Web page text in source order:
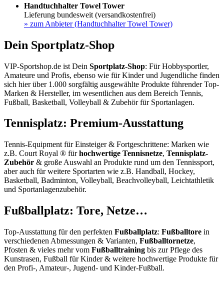
Handtuchhalter Towel Tower
Lieferung bundesweit (versandkostenfrei)
» zum Anbieter (Handtuchhalter Towel Tower)
Dein Sportplatz-Shop
VIP-Sportshop.de ist Dein Sportplatz-Shop: Für Hobbysportler,
Amateure und Profis, ebenso wie für Kinder und Jugendliche finden
sich hier über 1.000 sorgfältig ausgewählte Produkte führender Top-
Marken & Hersteller, im wesentlichen aus dem Bereich Tennis,
Fußball, Basketball, Volleyball & Zubehör für Sportanlagen.
Tennisplatz: Premium-Ausstattung
Tennis-Equipment für Einsteiger & Fortgeschrittene: Marken wie
z.B. Court Royal ® fürhochwertige Tennisnetze, Tennisplatz-
Zubehör & große Auswahl an Produkte rund um den Tennissport,
aber auch für weitere Sportarten wie z.B. Handball, Hockey,
Basketball, Badminton, Volleyball, Beachvolleyball, Leichtathletik
und Sportanlagenzubehör.
Fußballplatz: Tore, Netze…
Top-Ausstattung für den perfekten Fußballplatz: Fußballtore in
verschiedenen Abmessungen & Varianten, Fußballtornetze,
Pfosten & vieles mehr vom Fußballtraining bis zur Pflege des
Kunstrasen, Fußball für Kinder & weitere hochwertige Produkte für
den Profi-, Amateur-, Jugend- und Kinder-Fußball.